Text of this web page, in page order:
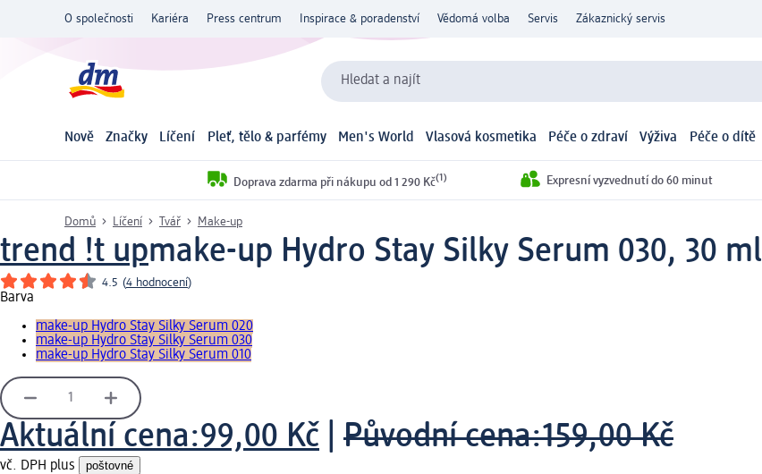
O společnosti Kariéra Press centrum Inspirace & poradenství Vědomá volba Servis Zákaznický servis
Hledat a najít
Nově Značky Líčení Pleť, tělo & parfémy Men's World Vlasová kosmetika Péče o zdraví Výživa Péče o dítě
Doprava zdarma při nákupu od 1 290 Kč(1) Expresní vyzvednutí do 60 minut
Domů Líčení Tvář Make-up
trend !t upmake-up Hydro Stay Silky Serum 030, 30 ml
4.5 (4 hodnocení)
Barva
make-up Hydro Stay Silky Serum 020
make-up Hydro Stay Silky Serum 030
make-up Hydro Stay Silky Serum 010
Aktuální cena:99,00 Kč Původní cena:159,00 Kč
vč. DPH plus poštovné